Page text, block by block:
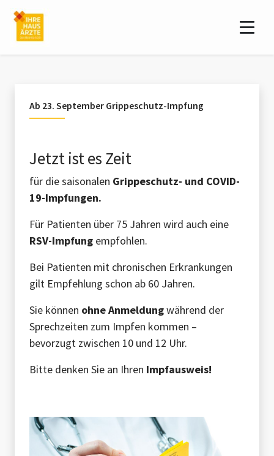
Ab 23. September Grippeschutz-Impfung
Jetzt ist es Zeit
für die saisonalen Grippeschutz- und COVID-
19-Impfungen.
Für Patienten über 75 Jahren wird auch eine
RSV-Impfung empfohlen.
Bei Patienten mit chronischen Erkrankungen
gilt Empfehlung schon ab 60 Jahren.
Sie können ohne Anmeldungwährend der
Sprechzeiten zum Impfen kommen –
bevorzugt zwischen 10 und 12 Uhr.
Bitte denken Sie an Ihren Impfausweis!